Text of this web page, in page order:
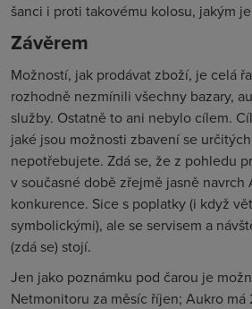
šanci i proti takovému kolosu, jakým
Závěrem
Možností, jak prodávat zboží, je celá
rozhodně nezmínili všechny bazary,
služby. Ostatně to ani nebylo cílem.
jaké jsou možnosti zbavení se
nepotřebujete. Zdá se, že z pohledu
v současné době zřejmě jasně
konkurence. Sice s poplatky (i když
symbolickými), ale se servisem a
(zdá se) stojí.
Jen jako poznámku pod čarou je
Netmonitoru za měsíc říjen; Aukro má